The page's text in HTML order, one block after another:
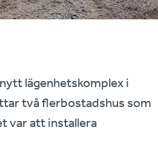
lägenhetskomplex i
två flerbostadshus som
var att installera